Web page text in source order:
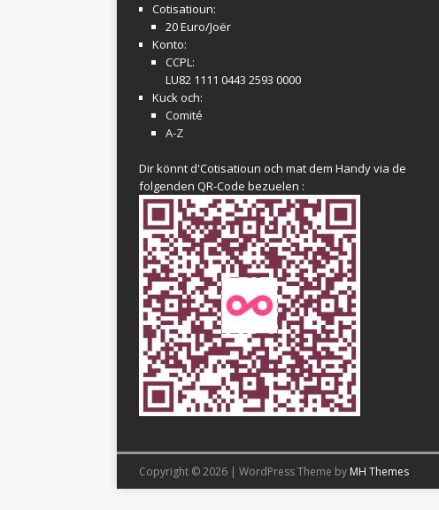
Cotisatioun:
20 Euro/Joër
Konto:
CCPL:
LU82 1111 0443 2593 0000
Kuck och:
Comité
A-Z
Dir könnt d'Cotisatioun och mat dem Handy via de
folgenden QR-Code bezuelen :
Copyright © 2026 | WordPress Theme by MH Themes